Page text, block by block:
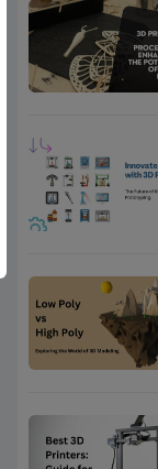
1.OBJファ
きますか？
3.3Dプリン
とに制限は
オンライ
ソフトウェ
結論